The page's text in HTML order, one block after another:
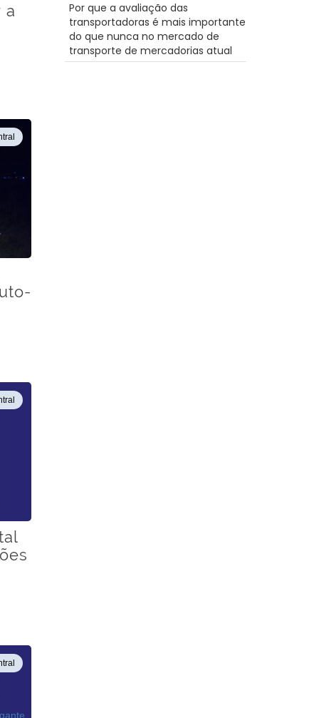
a
Cama plana
Agentes
Produtividade
Câmara
Hora
Por que a avaliação das
transportadoras é mais importante
do que nunca no mercado de
transporte de mercadorias atual